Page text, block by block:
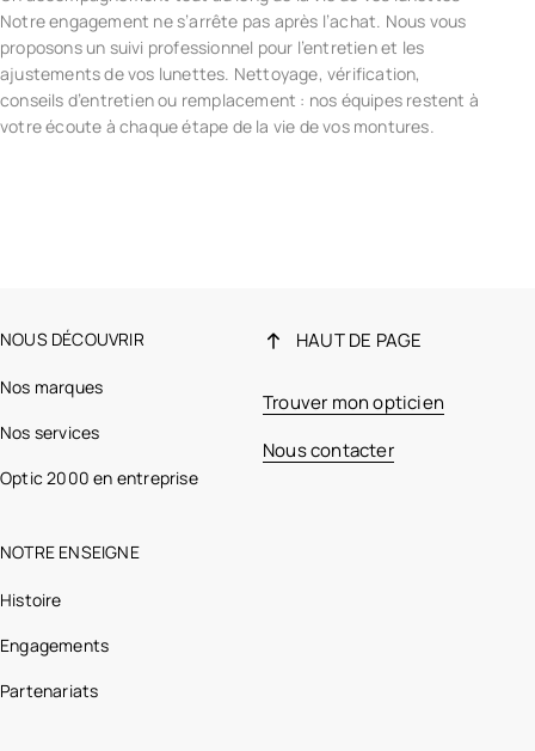
Notre engagement ne s’arrête pas après l’achat. Nous vous
proposons un suivi professionnel pour l’entretien et les
ajustements de vos lunettes. Nettoyage, vérification,
conseils d’entretien ou remplacement : nos équipes restent à
votre écoute à chaque étape de la vie de vos montures.
NOUS DÉCOUVRIR
Nos marques
Nos services
Optic 2000 en entreprise
NOTRE ENSEIGNE
Histoire
Engagements
Partenariats
HAUT DE PAGE
Trouver mon opticien
Nous contacter